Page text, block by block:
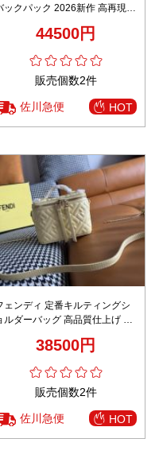
ックパック 2026新作 高再現度
ト 追跡可能 秘密厳守配送
44500円
販売個数2件
佐川急便 HOT
ェンディ 定番キルティングシ
ルダーバッグ 高品質仕上げ 追
38500円
販売個数2件
佐川急便 HOT